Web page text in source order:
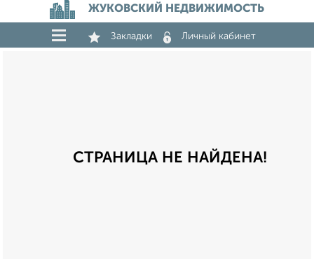
ЖУКОВСКИЙ НЕДВИЖИМОСТЬ
Закладки Личный кабинет
СТРАНИЦА НЕ НАЙДЕНА!